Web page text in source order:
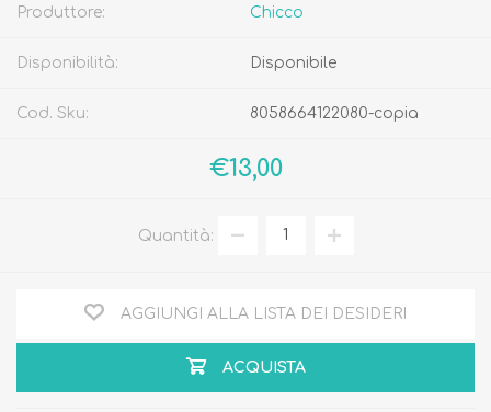
Produttore: Chicco
Disponibilità: Disponibile
Cod. Sku: 8058664122080-copia
€13,00
Quantità:
AGGIUNGI ALLA LISTA DEI DESIDERI
ACQUISTA